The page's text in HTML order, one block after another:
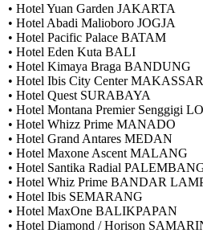
• Hotel Yuan Garden JAKARTA
• Hotel Abadi Malioboro JOGJA
• Hotel Pacific Palace BATAM
• Hotel Eden Kuta BALI
• Hotel Kimaya Braga BANDUNG
• Hotel Ibis City Center MAKASSAR
• Hotel Quest SURABAYA
• Hotel Montana Premier Senggigi
• Hotel Whizz Prime MANADO
• Hotel Grand Antares MEDAN
• Hotel Maxone Ascent MALANG
• Hotel Santika Radial
• Hotel Whiz Prime BANDAR
• Hotel Ibis SEMARANG
• Hotel MaxOne BALIKPAPAN
• Hotel Diamond / Horison